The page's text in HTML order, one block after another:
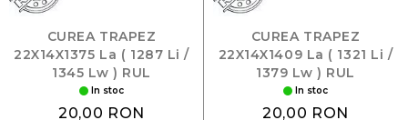
CUREA TRAPEZ
22X14X1375 La ( 1287 Li /
1345 Lw ) RUL
In stoc
20,00 RON
CUREA TRAPEZ
22X14X1409 La ( 1321 Li /
1379 Lw ) RUL
In stoc
20,00 RON